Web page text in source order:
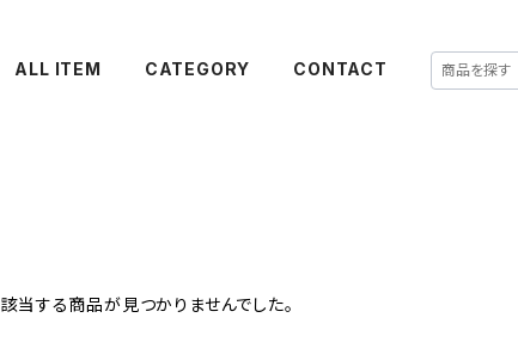
ALL ITEM CATEGORY CONTACT
該当する商品が見つかりませんでした。